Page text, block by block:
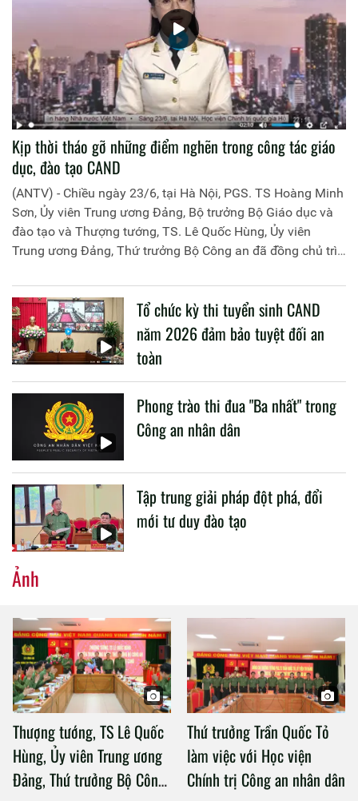
Kịp thời tháo gỡ những điểm nghẽn trong công tác giáo
dục, đào tạo CAND
(ANTV) - Chiều ngày 23/6, tại Hà Nội, PGS. TS Hoàng Minh
Sơn, Ủy viên Trung ương Đảng, Bộ trưởng Bộ Giáo dục và
đào tạo và Thượng tướng, TS. Lê Quốc Hùng, Ủy viên
Trung ương Đảng, Thứ trưởng Bộ Công an đã đồng chủ trì
liên quan đến công tác giáo dục và đào tạo của lực lượng
CAND.
Tổ chức kỳ thi tuyển sinh CAND
năm 2026 đảm bảo tuyệt đối an
toàn
Phong trào thi đua "Ba nhất" trong
Công an nhân dân
Tập trung giải pháp đột phá, đổi
mới tư duy đào tạo
Ảnh
Thượng tướng, TS Lê Quốc
Hùng, Ủy viên Trung ương
Đảng, Thứ trưởng Bộ Công
Thứ trưởng Trần Quốc Tỏ
làm việc với Học viện
Chính trị Công an nhân dân